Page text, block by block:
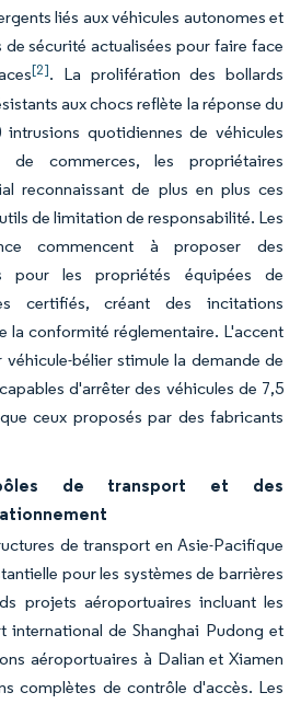
liés aux véhicules autonomes et
de sécurité actualisées pour faire face
[2]. La prolifération des bollards
aux chocs reflète la réponse du
quotidiennes de véhicules
de commerces, les propriétaires
reconnaissant de plus en plus ces
de limitation de responsabilité. Les
commencent à proposer des
pour les propriétés équipées de
certifiés, créant des incitations
la conformité réglementaire. L'accent
bélier stimule la demande de
d'arrêter des véhicules de 7,5
ceux proposés par des fabricants
de transport et des
de transport en Asie-Pacifique
pour les systèmes de barrières
projets aéroportuaires incluant les
international de Shanghai Pudong et
aéroportuaires à Dalian et Xiamen
complètes de contrôle d'accès. Les